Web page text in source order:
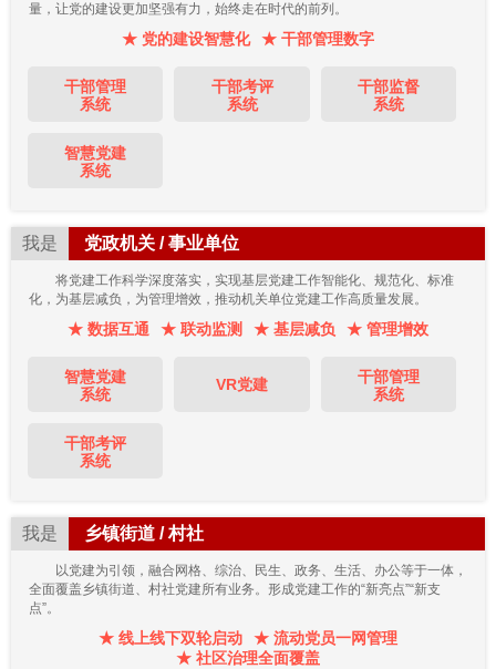
量，让党的建设更加坚强有力，始终走在时代的前列。
★ 党的建设智慧化 ★ 干部管理数字
干部管理
系统
干部考评
系统
干部监督
系统
智慧党建
系统
我是 党政机关 / 事业单位
将党建工作科学深度落实，实现基层党建工作智能化、规范化、标准
化，为基层减负，为管理增效，推动机关单位党建工作高质量发展。
★ 数据互通 ★ 联动监测 ★ 基层减负 ★ 管理增效
智慧党建
系统
VR党建
干部管理
系统
干部考评
系统
我是 乡镇街道 / 村社
以党建为引领，融合网格、综治、民生、政务、生活、办公等于一体，
全面覆盖乡镇街道、村社党建所有业务。形成党建工作的“新亮点”“新支
点”。
★ 线上线下双轮启动
★ 流动党员一网管理
★ 社区治理全面覆盖